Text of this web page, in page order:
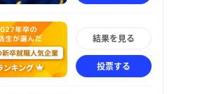
結果を見る
投票する